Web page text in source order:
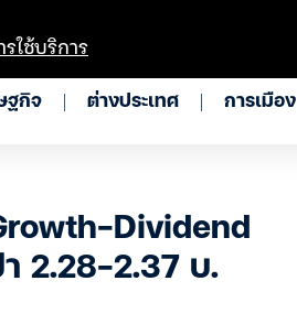
ฐกิจ ต่างประเทศ การเมือง
Dividend
2.28-2.37 บ.
ใช้บริการ